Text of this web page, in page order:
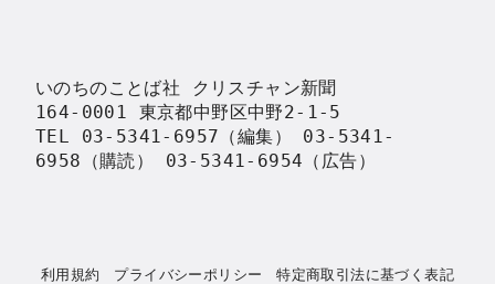
いのちのことば社 クリスチャン新聞
164-0001 東京都中野区中野2-1-5
TEL 03-5341-6957（編集） 03-5341-
6958（購読） 03-5341-6954（広告）
利用規約 プライバシーポリシー 特定商取引法に基づく表記